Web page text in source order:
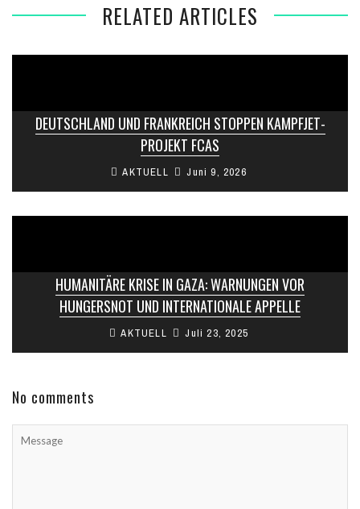
RELATED ARTICLES
DEUTSCHLAND UND FRANKREICH STOPPEN KAMPFJET-
PROJEKT FCAS
AKTUELL Juni 9, 2026
HUMANITÄRE KRISE IN GAZA: WARNUNGEN VOR
HUNGERSNOT UND INTERNATIONALE APPELLE
AKTUELL Juli 23, 2025
No comments